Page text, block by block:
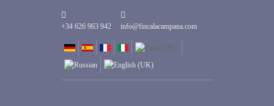
+34 626 963 942 info@fincalacampana.com